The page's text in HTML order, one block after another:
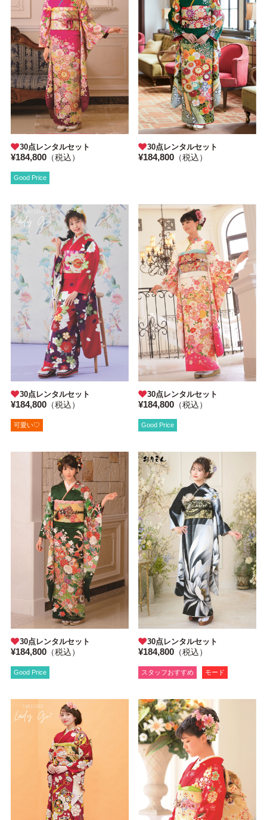
30点レンタルセット
¥184,800（税込）
Good Price
30点レンタルセット
¥184,800 （税込）
30点レンタルセット
¥184,800（税込）
可愛い♡
30点レンタルセット
¥184,800 （税込）
Good Price
30点レンタルセット
¥184,800（税込）
Good Price
30点レンタルセット
¥184,800 （税込）
スタッフおすすめ モード